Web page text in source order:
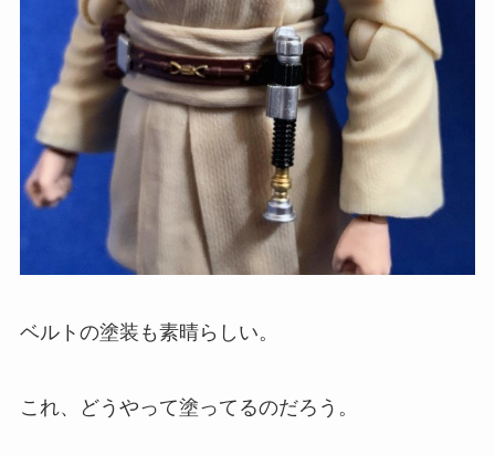
ベルトの塗装も素晴らしい。
これ、どうやって塗ってるのだろう。